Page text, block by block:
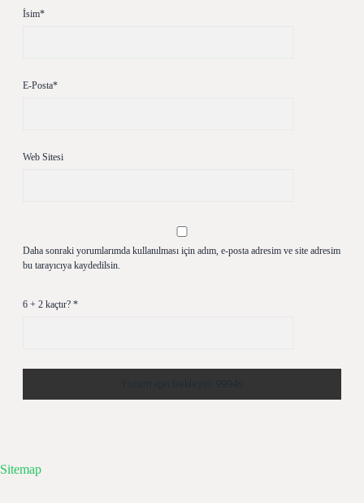
İsim*
E-Posta*
Web Sitesi
Daha sonraki yorumlarımda kullanılması için adım, e-posta adresim ve site adresim
bu tarayıcıya kaydedilsin.
6 + 2 kaçtır? *
Sitemap